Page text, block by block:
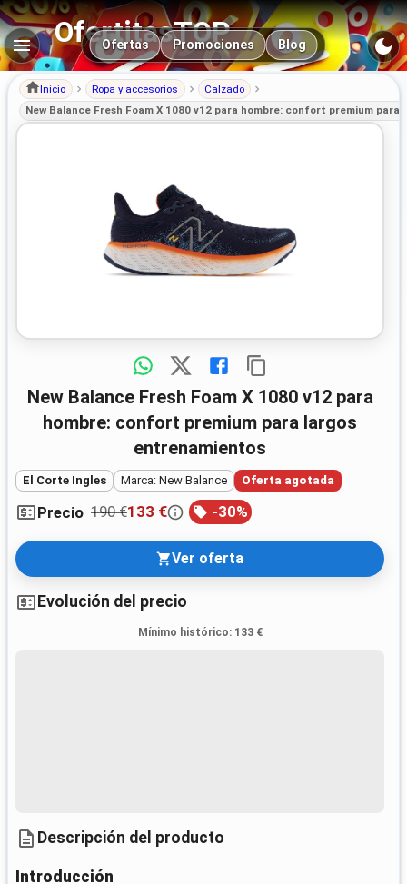
OfertitasTOP
Navegación principal
Ofertas Promociones Blog
Inicio Ropa y accesorios
Calzado
New Balance Fresh Foam X 1080 v12 para hombre: confort premium
New Balance Fresh Foam X 1080 v12 para
hombre: confort premium para largos
entrenamientos
El Corte Ingles Marca: New Balance Oferta agotada
Precio 190 €133 € -30%
Ver oferta
Evolución del precio
Mínimo histórico: 133 €
Descripción del producto
Introducción